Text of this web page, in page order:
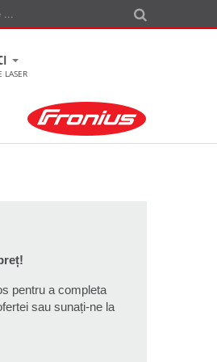
LASER
pentru a completa
sau sunați-ne la